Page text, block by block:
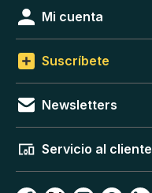
Mi cuenta
Suscríbete
Newsletters
Servicio al cliente